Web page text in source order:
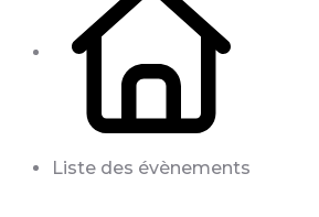
Liste des évènements